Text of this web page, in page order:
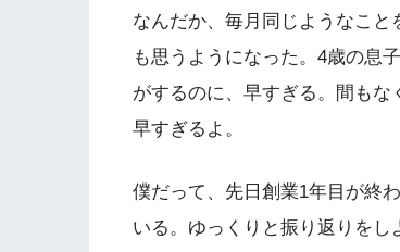
なんだか、毎月同じようなこ
も思うようになった。4歳の息
がするのに、早すぎる。間もな
早すぎるよ。
僕だって、先日創業1年目が終
いる。ゆっくりと振り返りを